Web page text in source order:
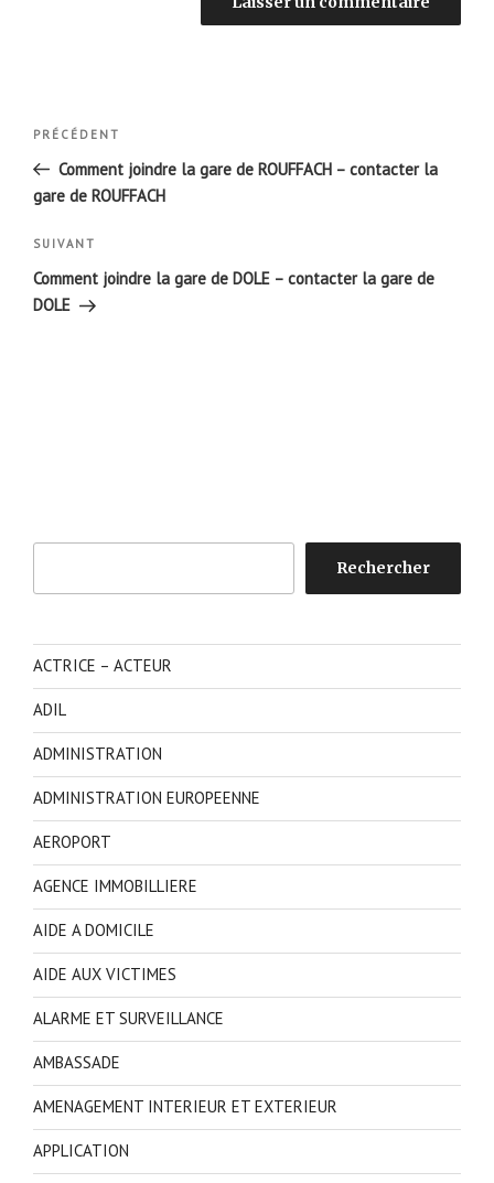
Navigation
l’article
Article
précédent
PRÉCÉDENT
Comment joindre la gare de ROUFFACH – contacter la
gare de ROUFFACH
Article
suivant
SUIVANT
Comment joindre la gare de DOLE – contacter la gare de
DOLE
Rechercher
ACTRICE – ACTEUR
ADIL
ADMINISTRATION
ADMINISTRATION EUROPEENNE
AEROPORT
AGENCE IMMOBILLIERE
AIDE A DOMICILE
AIDE AUX VICTIMES
ALARME ET SURVEILLANCE
AMBASSADE
AMENAGEMENT INTERIEUR ET EXTERIEUR
APPLICATION